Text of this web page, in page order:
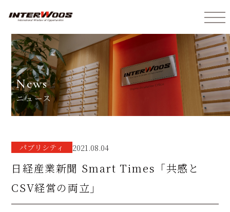
news
ニュース
パブリシティ 2021.08.04
日経産業新聞 Smart Times「共感と
CSV経営の両立」